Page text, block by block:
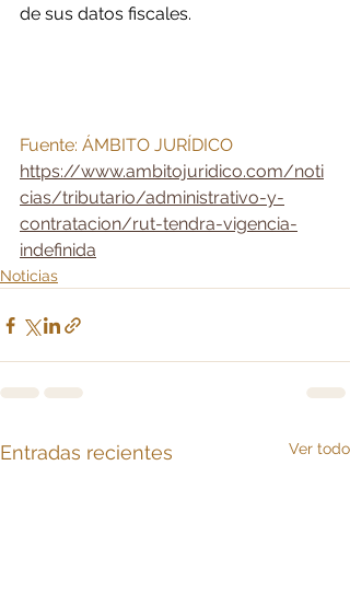
de sus datos fiscales.
Fuente: ÁMBITO JURÍDICO
https://www.ambitojuridico.com/noti
cias/tributario/administrativo-y-
contratacion/rut-tendra-vigencia-
indefinida
Noticias
Entradas recientes Ver todo